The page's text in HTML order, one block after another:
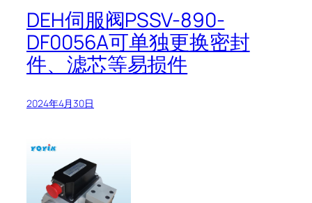
DEH伺服阀PSSV-890-
DF0056A可单独更换密封
件、滤芯等易损件
2024年4月30日